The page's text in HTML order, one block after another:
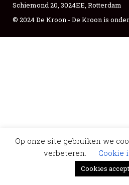
Schiemond 20, 3024EE, Rotterdam
© 2024 De Kroon - De Kroon is
Op onze site gebruiken we
verbeteren.
Cookie
Cookies